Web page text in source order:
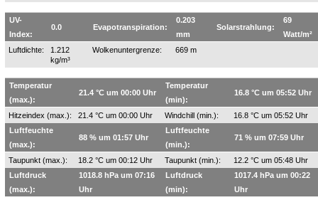
UV-
Index:
0.0 Evapotranspiration:
0.203
mm
Solarstrahlung:
69
Watt/m²
Luftdichte:
1.212
kg/m³
Wolkenuntergrenze: 669 m
Temperatur
(max.):
21.4 °C um 00:00 Uhr
Temperatur
(min):
16.8 °C um 05:52 Uhr
Hitzeindex (max.): 21.4 °C um 00:00 Uhr Windchill (min.):
16.8 °C um 05:52 Uhr
Luftfeuchte
(max.):
88 % um 01:57 Uhr
Luftfeuchte
(min.):
71 % um 07:59 Uhr
Taupunkt (max.): 18.2 °C um 00:12 Uhr Taupunkt (min.):
12.2 °C um 05:48 Uhr
Luftdruck
(max.):
1018.8 hPa um 07:16
Uhr
Luftdruck
(min):
1017.4 hPa um 00:22
Uhr